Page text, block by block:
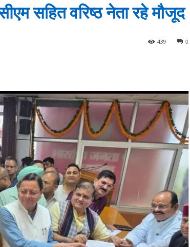
सहित वरिष्ठ नेता रहे मौजूद
0
439